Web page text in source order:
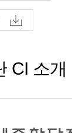
CI 소개